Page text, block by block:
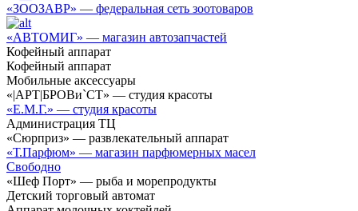
«ЗООЗАВР» — федеральная сеть зоотоваров
«АВТОМИГ» — магазин автозапчастей
Кофейный аппарат
Кофейный аппарат
Мобильные аксессуары
«|АРТ|БРОВи`СТ» — студия красоты
«Е.М.Г.» — студия красоты
Администрация ТЦ
«Сюрприз» — развлекательный аппарат
«Т.Парфюм» — магазин парфюмерных масел
Свободно
«Шеф Порт» — рыба и морепродукты
Детский торговый автомат